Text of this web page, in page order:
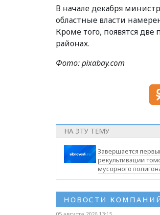
В начале декабря
областные власти
Кроме того, появятся
районах.
Фото: pixabay.com
НА ЭТУ ТЕМУ
Завершается
рекультивации
мусорного
НОВОСТИ
05 августа 2026 13:15